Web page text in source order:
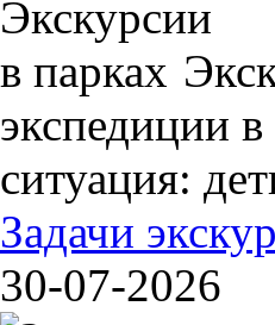
экспедиции
ситуация:
Задачи
30-07-2026